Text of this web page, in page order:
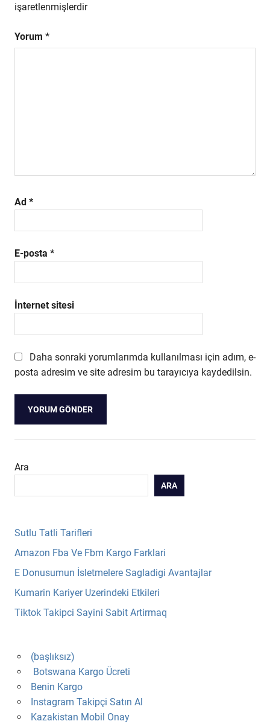
işaretlenmişlerdir
Yorum *
Ad *
E-posta *
İnternet sitesi
Daha sonraki yorumlarımda kullanılması için adım, e-
posta adresim ve site adresim bu tarayıcıya kaydedilsin.
Ara
ARA
Sutlu Tatli Tarifleri
Amazon Fba Ve Fbm Kargo Farklari
E Donusumun İsletmelere Sagladigi Avantajlar
Kumarin Kariyer Uzerindeki Etkileri
Tiktok Takipci Sayini Sabit Artirmaq
(başlıksız)
Botswana Kargo Ücreti
Benin Kargo
Instagram Takipçi Satın Al
Kazakistan Mobil Onay